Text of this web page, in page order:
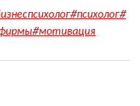
#психолог#
#мотивация